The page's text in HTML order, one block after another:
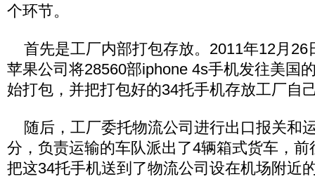
个环节。
首先是工厂内部打包存放。2011年12月26
苹果公司将28560部iphone 4s手机发往美国
始打包，并把打包好的34托手机存放工厂自
随后，工厂委托物流公司进行出口报关和
分，负责运输的车队派出了4辆箱式货车，
把这34托手机送到了物流公司设在机场附近